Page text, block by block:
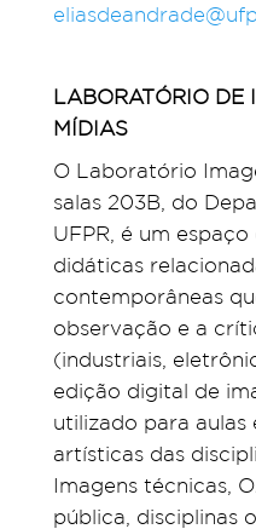
LABORATÓRIO DE
MÍDIAS
O Laboratório
salas 203B, do
UFPR, é um
didáticas
contemporâneas
observação e a
(industriais,
edição digital de
utilizado para
artísticas das
Imagens técnicas,
pública, disciplinas